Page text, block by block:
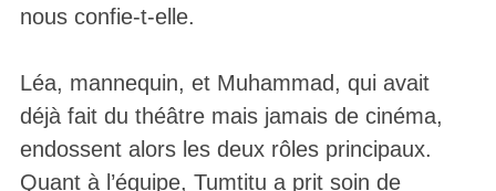
nous confie-t-elle.
Léa, mannequin, et Muhammad, qui avait
déjà fait du théâtre mais jamais de cinéma,
endossent alors les deux rôles principaux.
Quant à l’équipe, Tumtitu a prit soin de